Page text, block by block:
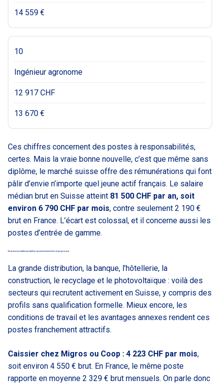
14 559 €
10
Ingénieur agronome
12 917 CHF
13 670 €
Ces chiffres concernent des postes à responsabilités,
certes. Mais la vraie bonne nouvelle, c’est que même sans
diplôme, le marché suisse offre des rémunérations qui font
pâlir d’envie n’importe quel jeune actif français. Le salaire
médian brut en Suisse atteint 81 500 CHF par an, soit
environ 6 790 CHF par mois, contre seulement 2 190 €
brut en France. L’écart est colossal, et il concerne aussi les
postes d’entrée de gamme.
Des secteurs accessibles sans diplôme qui paient vraiment bien (et pas qu’un peu)
La grande distribution, la banque, l’hôtellerie, la
construction, le recyclage et le photovoltaïque : voilà des
secteurs qui recrutent activement en Suisse, y compris des
profils sans qualification formelle. Mieux encore, les
conditions de travail et les avantages annexes rendent ces
postes franchement attractifs.
Caissier chez Migros ou Coop : 4 223 CHF par mois,
soit environ 4 550 € brut. En France, le même poste
rapporte en moyenne 2 329 € brut mensuels. On parle donc